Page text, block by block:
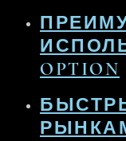
OPTION